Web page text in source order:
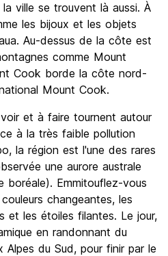
ville se trouvent là aussi. À
les bijoux et les objets
Au-dessus de la côte est
comme Mount
Cook borde la côte nord-
Mount Cook.
et à faire tournent autour
à la très faible pollution
la région est l'une des rares
une aurore australe
boréale). Emmitouflez-vous
changeantes, les
et les étoiles filantes. Le jour,
en randonnant du
du Sud, pour finir par le